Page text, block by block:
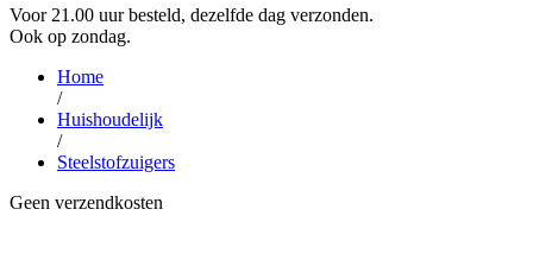
Voor 21.00 uur besteld, dezelfde dag verzonden.
Ook op zondag.
Home
/
Huishoudelijk
/
Steelstofzuigers
Geen verzendkosten